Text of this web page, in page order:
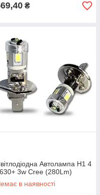
₴
Автолампа H1 4
3w Cree (280Lm)
в наявності